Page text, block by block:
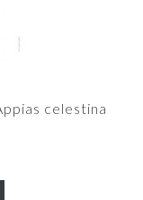
celestina